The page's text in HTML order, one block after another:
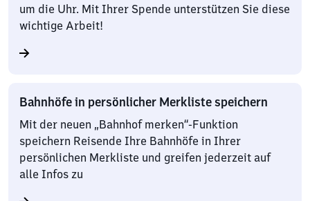
um die Uhr. Mit Ihrer Spende unterstützen Sie diese
wichtige Arbeit!
Bahnhöfe in persönlicher Merkliste speichern
Mit der neuen „Bahnhof merken“-Funktion
speichern Reisende Ihre Bahnhöfe in Ihrer
persönlichen Merkliste und greifen jederzeit auf
alle Infos zu